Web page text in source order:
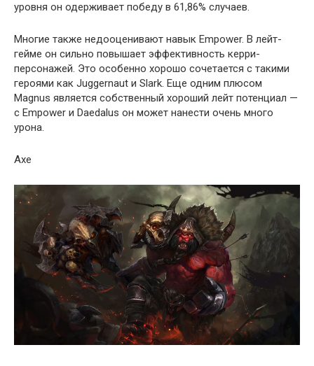
уровня он одерживает победу в 61,86% случаев.
Многие также недооценивают навык Empower. В лейт-
гейме он сильно повышает эффективность керри-
персонажей. Это особенно хорошо сочетается с такими
героями как Juggernaut и Slark. Еще одним плюсом
Magnus является собственный хороший лейт потенциал —
с Empower и Daedalus он может нанести очень много
урона.
Axe